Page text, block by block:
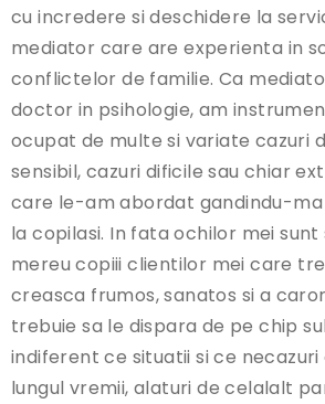
cu incredere si deschidere la
mediator care are experienta in
conflictelor de familie. Ca
doctor in psihologie, am
ocupat de multe si variate cazuri
sensibil, cazuri dificile sau chiar
care le-am abordat gandindu-
la copilasi. In fata ochilor mei
mereu copiii clientilor mei care
creasca frumos, sanatos si a
trebuie sa le dispara de pe chip
indiferent ce situatii si ce
lungul vremii, alaturi de celalalt